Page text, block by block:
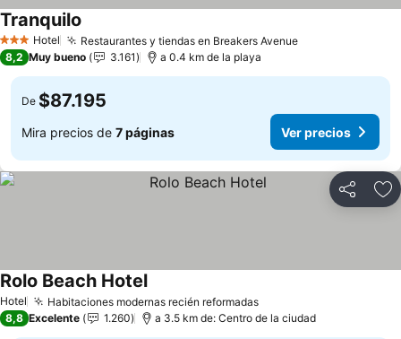
3 Estrellas
Hotel Restaurantes y tiendas en Breakers Avenue
Tranquilo
8,2 Muy bueno 3.161 a 0.4 km de la playa
De $87.195
Mira precios de 7 páginas Ver precios
Compartir
Hotel Habitaciones modernas recién reformadas
Rolo Beach Hotel
8,8 Excelente 1.260 a 3.5 km de: Centro de la ciudad